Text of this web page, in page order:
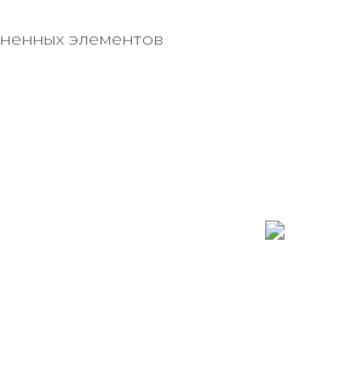
элементов